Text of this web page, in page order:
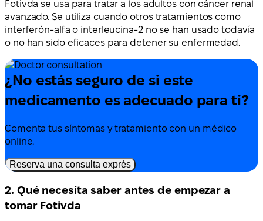
Fotivda se usa para tratar a los adultos con cáncer renal
avanzado. Se utiliza cuando otros tratamientos como
interferón-alfa o interleucina-2 no se han usado todavía
o no han sido eficaces para detener su enfermedad.
¿No estás seguro de si este
medicamento es adecuado para ti?
Comenta tus síntomas y tratamiento con un médico
online.
Reserva una consulta exprés
2. Qué necesita saber antes de empezar a
tomar Fotivda